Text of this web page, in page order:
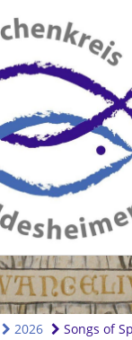
2026 Songs of